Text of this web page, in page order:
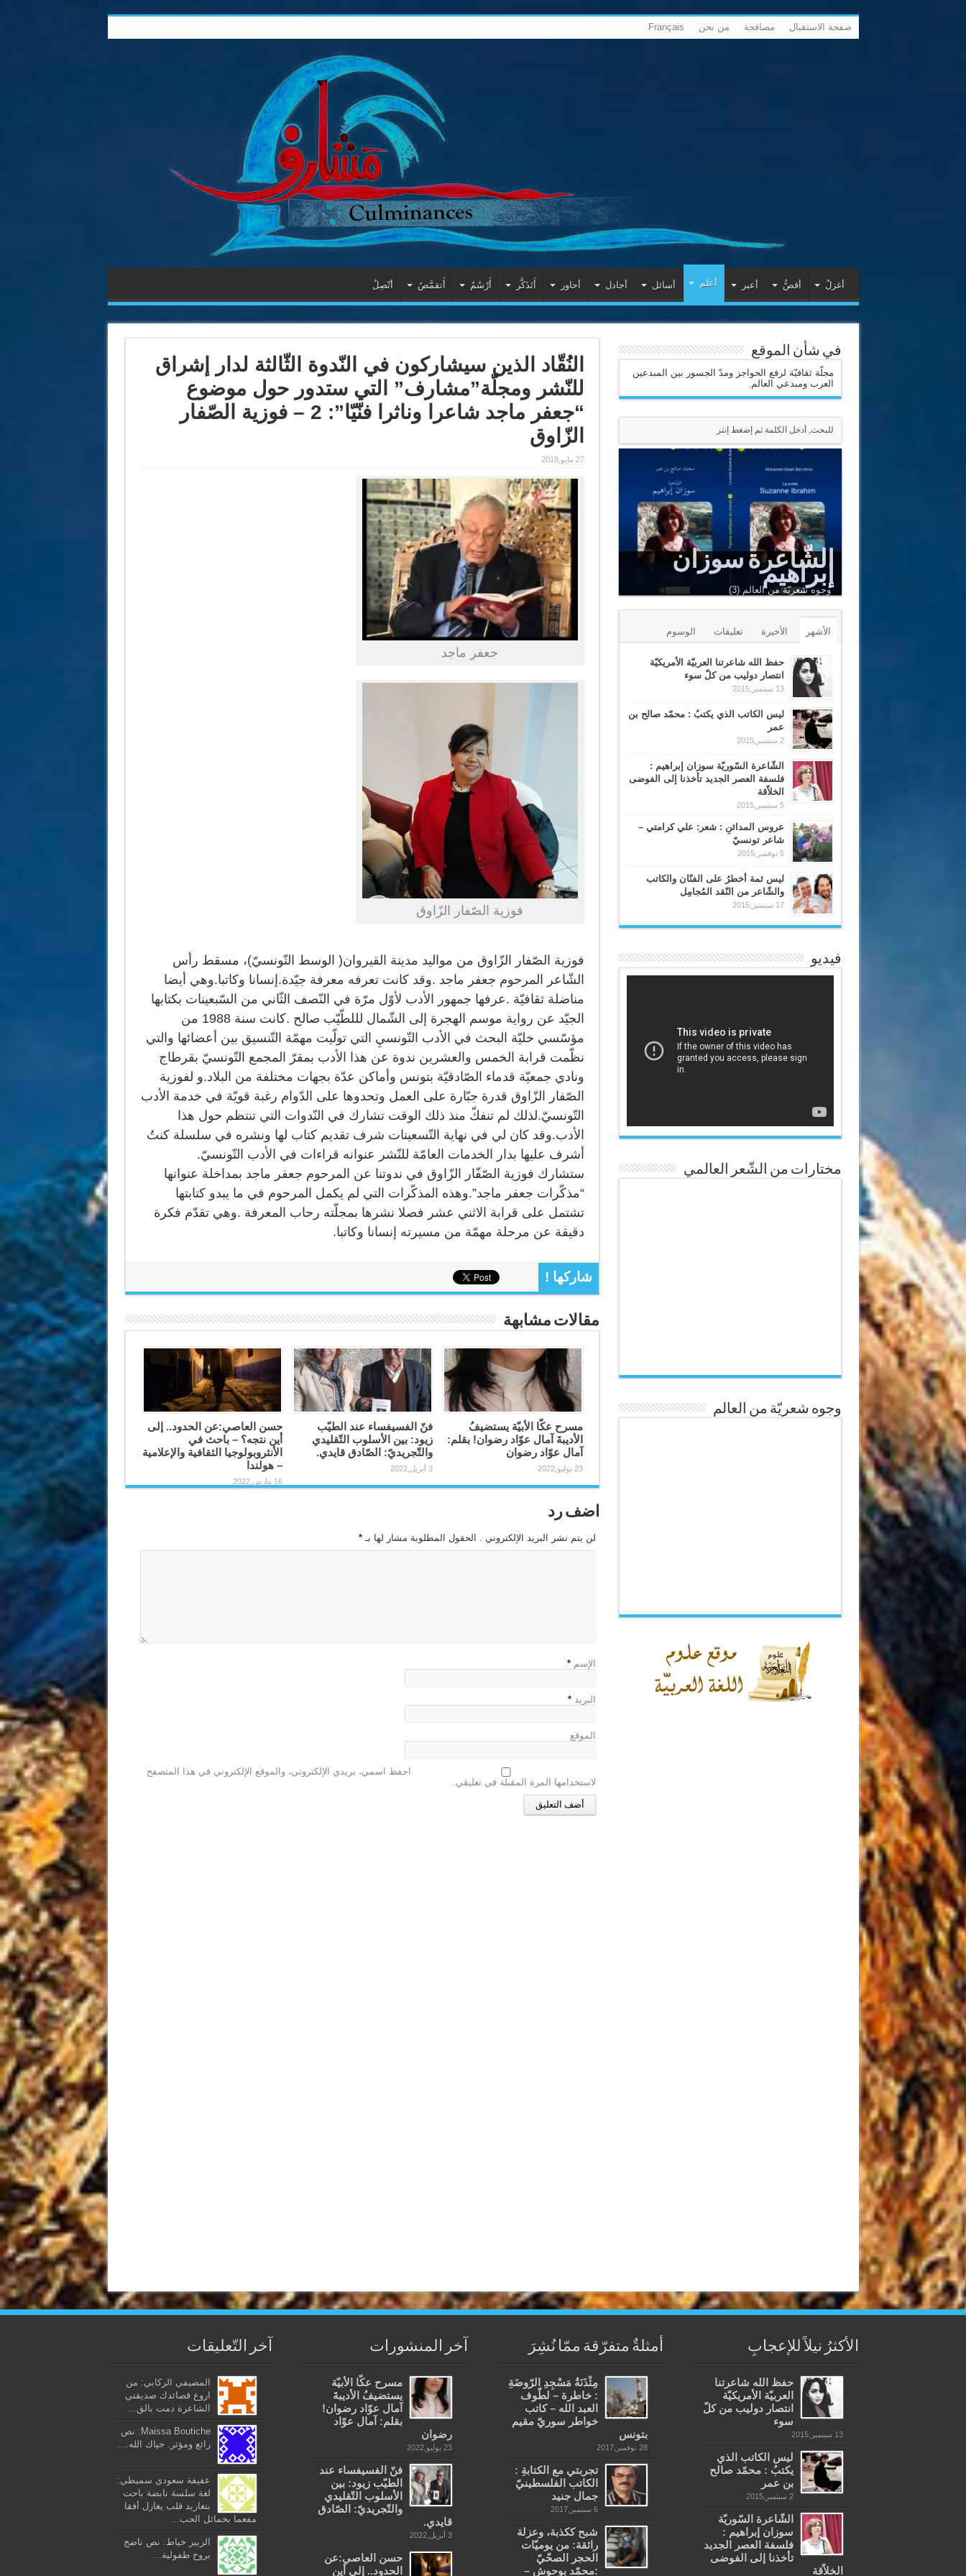
صفحة الاستقبال مصافحة من نحن Français
أغزلٌ أقصُّ أعبر أعلم أسائل أجادل أحاور أَتَذَكَّر أَرْسُمُ أَتقمَّصُ أتّصِلُ
النُقّاد الذين سيشاركون في النّدوة الثّالثة لدار إشراق
للنّشر ومجلّة”مشارف” التي ستدور حول موضوع
“جعفر ماجد شاعرا وناثرا فنّيّا”: 2 – فوزية الصّفار
الزّاوق
27 مايو,2019
جعفر ماجد
فوزية الصّفار الزّاوق
فوزية الصّفار الزّاوق من مواليد مدينة القيروان( الوسط التّونسيّ)، مسقط رأس
الشّاعر المرحوم جعفر ماجد .وقد كانت تعرفه معرفة جيّدة.إنسانا وكاتبا.وهي أيضا
مناضلة ثقافيّة .عرفها جمهور الأدب لأوّل مرّة في النّصف الثّاني من السّبعينات بكتابها
الجيّد عن رواية موسم الهجرة إلى الشّمال لللطّيّب صالح .كانت سنة 1988 من
مؤسّسي خليّة ا لبحث في الأدب التّونسيِ التي تولّيت مهمّة التّنسيق بين أعضائها والتي
نظّمت قرابة الخمس والعشرين ندوة عن هذا الأدب بمقرّ المجمع التّونسيّ بقرطاج
ونادي جمعيّة قدماء الصّادقيّة بتونس وأماكن عدّة بجهات مختلفة من البلاد.و لفوزية
الصّفار الزّاوق قدرة جبّارة على العمل وتحدوها على الدّوام رغبة قويّة في خدمة الأدب
التّونسيّ.لذلك لم تنفكّ منذ ذلك الوقت تشارك في النّدوات التي تنتظم حول هذا
الأدب.وقد كان لي في نهاية التّسعينات شرف تقديم كتاب لها ونشره في سلسلة كنتُ
أشرف عليها بدار الخدمات العامّة للنّشر عنوانه قراءات في الأدب التّونسيّ.
ستشارك فوزية الصّفّار الزّاوق في ندوتنا عن المرحوم جعفر ماجد بمداخلة عنوانها
“مذكّرات جعفر ماجد”.وهذه المذكّرات التي لم يكمل المرحوم في ما يبدو كتابتها
تشتمل على قرابة الاثني عشر فصلا نشرها بمجلّته رحاب المعرفة .وهي تقدّم فكرة
دقيقة عن مرحلة مهمّة من مسيرته إنسانا وكاتبا.
شاركها !
مقالات مشابهة
مسرح عكّا الأبيّة يستضيفُ
الأديبةَ آمال عوّاد رضوان! بقلم:
آمال عوّاد رضوان
23 يوليو,2022
فنّ الفسيفساء عند الطيّب
زيود: بين الأسلوب التّقليدي
والتّجريديّ: الصّادق قايدي.
3 أبريل,2022
حسن العاصي:عن الحدود.. إلى
أين نتجه؟ – باحث في
الأنثروبولوجيا الثقافية والإعلامية
– هولندا
16 مارس,2022
اضف رد
لن يتم نشر البريد الإلكتروني . الحقول المطلوبة مشار لها بـ*
الإسم *
البريد *
الموقع
احفظ اسمي، بريدي الإلكتروني، والموقع الإلكتروني في هذا المتصفح
لاستخدامها المرة المقبلة في تعليقي.
في شأن الموقع
مجلّة ثقافيّة لرفع الحواجز ومدّ الجسور بين المبدعين
العرب ومبدعي العالم.
الشّاعرة سوزان
إبراهيم
وجوه شعريّة من العالم (3)
الأشهر الأخيرة تعليقات الوسوم
حفظ الله شاعرتنا العربيّة الأمريكيّة
انتصار دوليب من كلّ سوء
13 سبتمبر,2015
ليس الكاتب الذي يكتبُ : محمّد صالح بن
عمر
2 سبتمبر,2015
الشّاعرة السّوريّة سوزان إبراهيم :
فلسفة العصر الجديد تأخذنا إلى الفوضى
الخلاّقة
5 سبتمبر,2015
عروس المدائنِ : شعر: علي كرامتي –
شاعر تونسيّ
5 نوفمبر,2015
ليس ثمة أخطرُ على الفنّان والكاتب
والشّاعر من النّقد المُجامِل
17 سبتمبر,2015
فيديو
مختارات من الشّعر العالمي
وجوه شعريّة من العالم
الأكثرُ نيلاً للإعجابِ
حفظ الله شاعرتنا
العربيّة الأمريكيّة
انتصار دوليب من كلّ
سوء
13 سبتمبر,2015
ليس الكاتب الذي
يكتبُ : محمّد صالح
بن عمر
2 سبتمبر,2015
الشّاعرة السّوريّة
سوزان إبراهيم :
فلسفة العصر الجديد
تأخذنا إلى الفوضى
الخلاّقة
أمثلةٌ متفرّقة ممّا نُشِرَ
مِئْذَنَةُ مَسْجِدِ الرّوضَةِ
: خاطرة – لطّوف
العبد الله – كاتب
خواطر سوريّ مقيم
بتونس
28 نوفمبر,2017
تجربتي مع الكتابةِ :
الكاتب الفلسطينيّ
جمال جنيد
6 سبتمبر,2017
شبح ككذبة، وعزلة
رائقة: من يوميّات
الحجر الصحّيّ
:محمّد بوحوش –
آخر المنشورات
مسرح عكّا الأبيّة
يستضيفُ الأديبةَ
آمال عوّاد رضوان!
بقلم: آمال عوّاد
رضوان
23 يوليو,2022
فنّ الفسيفساء عند
الطيّب زيود: بين
الأسلوب التّقليدي
والتّجريديّ: الصّادق
قايدي.
3 أبريل,2022
حسن العاصي:عن
الحدود.. إلى أين
آخر التّعليقات
المصيفي الركابي: من
اروع قصائدك صديقتي
الشاعرة دمت بالق...
Maissa Boutiche: نص
رائع ومؤثر. حياك الله....
عفيفة سعودي سميطي:
لغة سلسة نابضة باحت
بتغاريد قلب يغازل أفقا
مفعما بخمائل الحب...
الزبير خياط: نص ناضج
بروح طفولية...